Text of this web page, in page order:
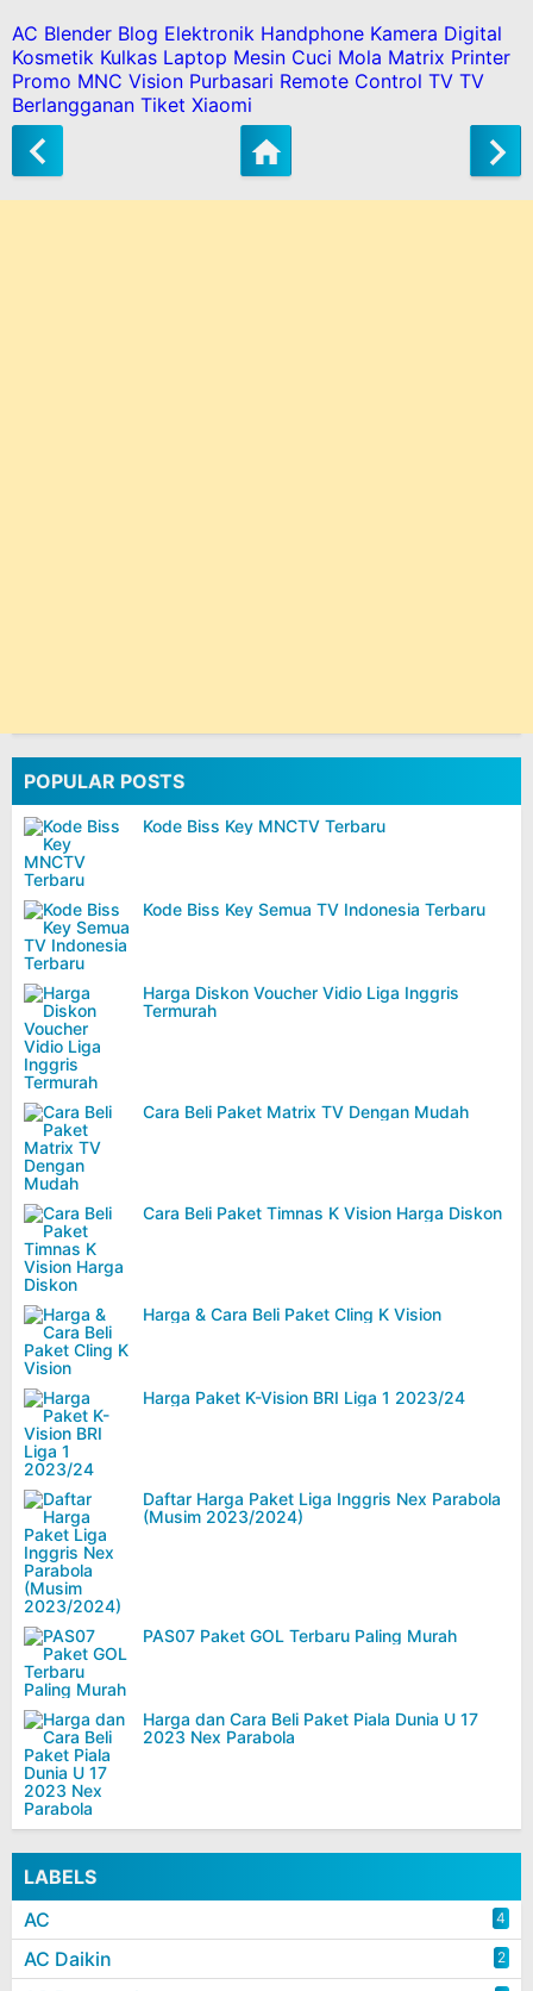
AC Blender Blog Elektronik Handphone Kamera Digital
Kosmetik Kulkas Laptop Mesin Cuci Mola Matrix Printer
Promo MNC Vision Purbasari Remote Control TV TV
Berlangganan Tiket Xiaomi
POPULAR POSTS
Kode Biss Key MNCTV Terbaru
Kode Biss Key Semua TV Indonesia Terbaru
Harga Diskon Voucher Vidio Liga Inggris
Termurah
Cara Beli Paket Matrix TV Dengan Mudah
Cara Beli Paket Timnas K Vision Harga Diskon
Harga & Cara Beli Paket Cling K Vision
Harga Paket K-Vision BRI Liga 1 2023/24
Daftar Harga Paket Liga Inggris Nex Parabola
(Musim 2023/2024)
PAS07 Paket GOL Terbaru Paling Murah
Harga dan Cara Beli Paket Piala Dunia U 17
2023 Nex Parabola
LABELS
AC
4
AC Daikin 2